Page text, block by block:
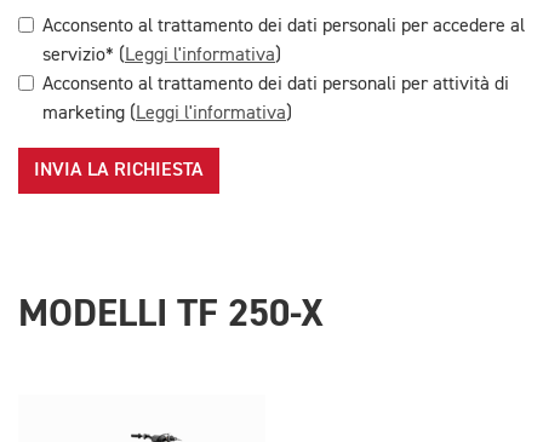
Acconsento al trattamento dei dati personali per accedere al
servizio* (Leggi l'informativa)
Acconsento al trattamento dei dati personali per attività di
marketing (Leggi l'informativa)
INVIA LA RICHIESTA
MODELLI TF 250-X